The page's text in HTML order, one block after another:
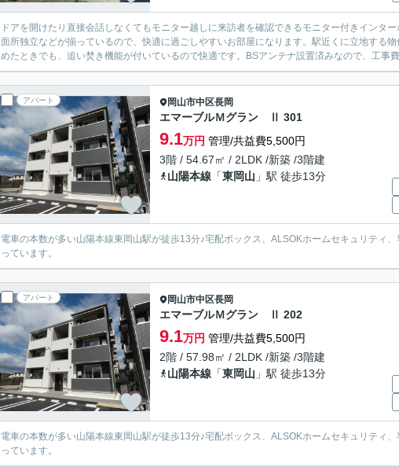
ドアを開けたり直接会話しなくてもモニター越しに来訪者を確認できるモニター付きインタ
面所独立などが揃っているので、快適に過ごしやすいお部屋になります。駅近くに立地する
めたときでも、追い焚き機能が付いているので快適です。BSアンテナ設置済みなので、工事
アパート 岡山市中区長岡
エマーブルＭグラン Ⅱ 301
9.1万円 管理/共益費5,500円
3階 / 54.67㎡ / 2LDK /新築 /3階建
山陽本線 「東岡山 」駅 徒歩13分
電車の本数が多い山陽本線東岡山駅が徒歩13分♪宅配ボックス、ALSOKホームセキュリティ
っています。
アパート 岡山市中区長岡
エマーブルＭグラン Ⅱ 202
9.1万円 管理/共益費5,500円
2階 / 57.98㎡ / 2LDK /新築 /3階建
山陽本線 「東岡山 」駅 徒歩13分
電車の本数が多い山陽本線東岡山駅が徒歩13分♪宅配ボックス、ALSOKホームセキュリティ
っています。